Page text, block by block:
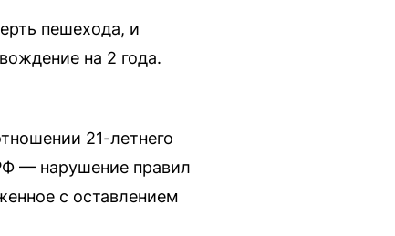
пешехода, и
на 2 года.
21-летнего
— нарушение правил
с оставлением